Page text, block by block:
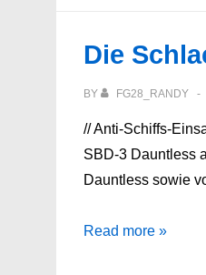
Die
BY FG28_RANDY
// Anti-Schiffs-
SBD-3 Dauntless
Dauntless sowie
Die
Read more »